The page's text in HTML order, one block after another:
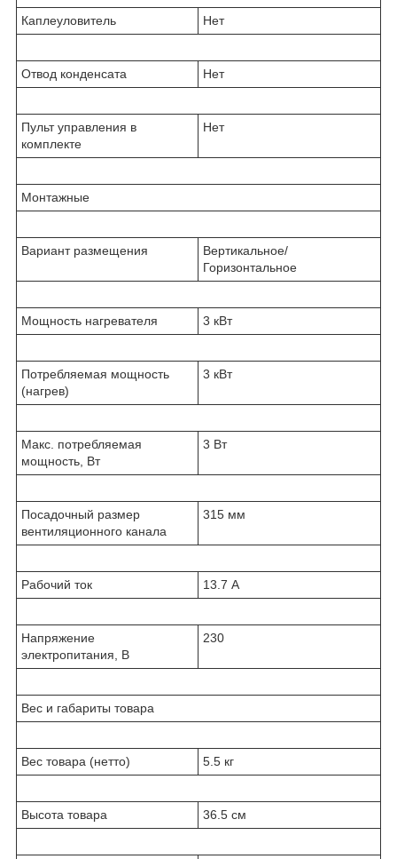
Каплеуловитель Нет
Отвод конденсата Нет
Пульт управления в
комплекте
Нет
Монтажные
Вариант размещения
Вертикальное/
Горизонтальное
Мощность нагревателя 3 кВт
Потребляемая мощность
(нагрев)
3 кВт
Макс. потребляемая
мощность, Вт
3 Вт
Посадочный размер
вентиляционного канала
315 мм
Рабочий ток 13.7 А
Напряжение
электропитания, В
230
Вес и габариты товара
Вес товара (нетто) 5.5 кг
Высота товара 36.5 см